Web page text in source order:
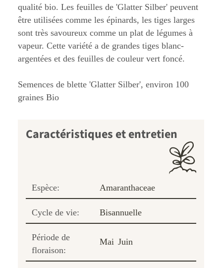
qualité bio. Les feuilles de 'Glatter Silber' peuvent
être utilisées comme les épinards, les tiges larges
sont très savoureux comme un plat de légumes à
vapeur. Cette variété a de grandes tiges blanc-
argentées et des feuilles de couleur vert foncé.
Semences de blette 'Glatter Silber', environ 100
graines Bio
Caractéristiques et entretien
Espèce: Amaranthaceae
Cycle de vie: Bisannuelle
Période de
floraison:
Mai Juin